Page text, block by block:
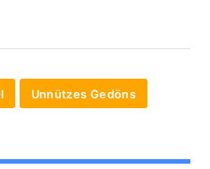
Unnützes Gedöns